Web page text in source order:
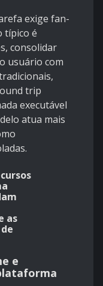
exige fan-
típico é
consolidar
usuário com
trip
executável
atua mais
as
e